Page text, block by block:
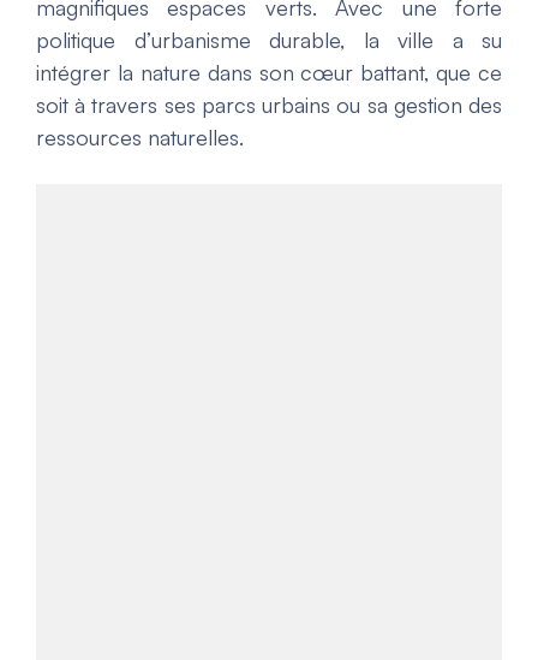
magnifiques espaces verts. Avec une forte
politique d’urbanisme durable, la ville a su
intégrer la nature dans son cœur battant, que ce
soit à travers ses parcs urbains ou sa gestion des
ressources naturelles.